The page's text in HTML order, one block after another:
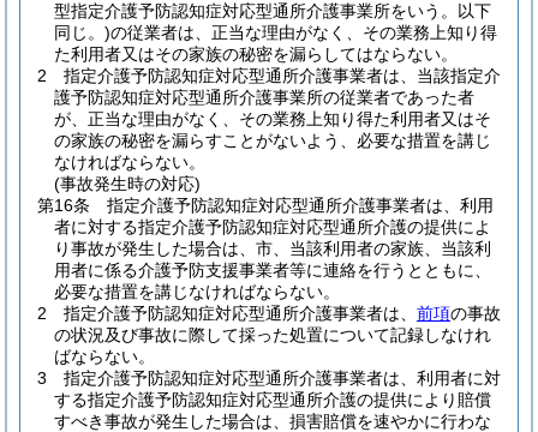
型指定介護予防認知症対応型通所介護事業所をいう。以下
同じ。)の従業者は、正当な理由がなく、その業務上知り得
た利用者又はその家族の秘密を漏らしてはならない。
2
指定介護予防認知症対応型通所介護事業者は、当該指定介
護予防認知症対応型通所介護事業所の従業者であった者
が、正当な理由がなく、その業務上知り得た利用者又はそ
の家族の秘密を漏らすことがないよう、必要な措置を講じ
なければならない。
(事故発生時の対応)
第16条
指定介護予防認知症対応型通所介護事業者は、利用
者に対する指定介護予防認知症対応型通所介護の提供によ
り事故が発生した場合は、市、当該利用者の家族、当該利
用者に係る介護予防支援事業者等に連絡を行うとともに、
必要な措置を講じなければならない。
2
指定介護予防認知症対応型通所介護事業者は、 前項の事故
の状況及び事故に際して採った処置について記録しなけれ
ばならない。
3
指定介護予防認知症対応型通所介護事業者は、利用者に対
する指定介護予防認知症対応型通所介護の提供により賠償
すべき事故が発生した場合は、損害賠償を速やかに行わな